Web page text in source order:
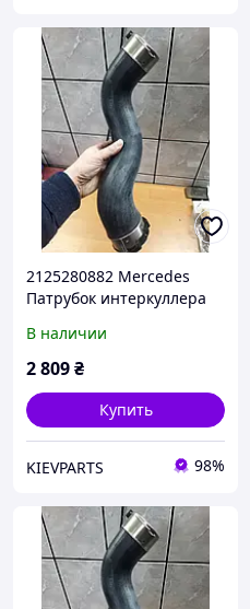
2125280882 Mercedes
Патрубок интеркуллера
В наличии
2 809₴
Купить
KIEVPARTS 98%